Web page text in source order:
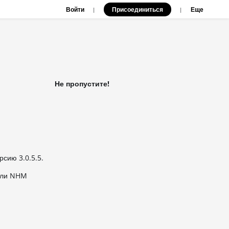
Войти | Присоединиться | Еще
3.0.5.5.
NHM
Не пропустите!